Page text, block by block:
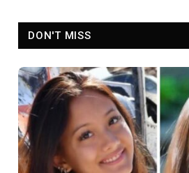
DON'T MISS